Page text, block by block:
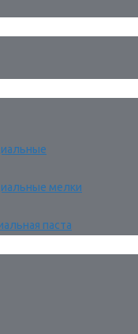
мелки
паста